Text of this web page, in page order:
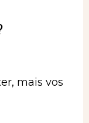
mais vos